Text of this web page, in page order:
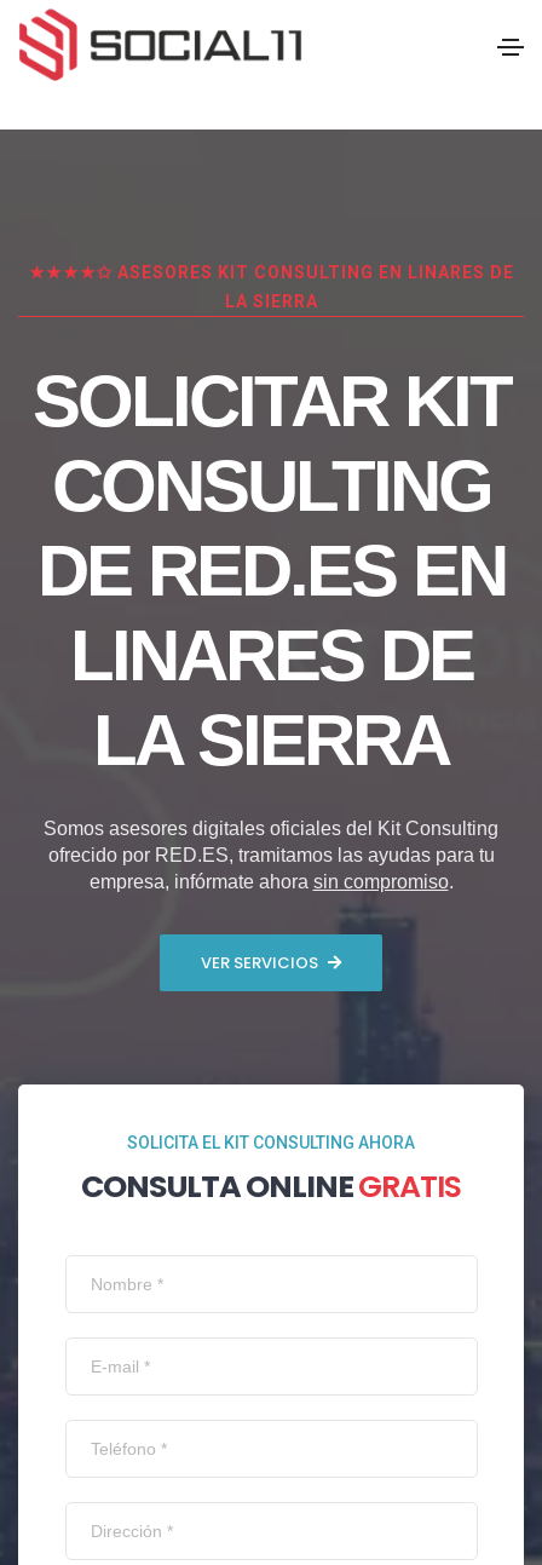
★★★★✩ ASESORES KIT CONSULTING EN LINARES DE
LA SIERRA
SOLICITAR KIT
CONSULTING
DE RED.ES EN
LINARES DE
LA SIERRA
Somos asesores digitales oficiales del Kit Consulting
ofrecido por RED.ES, tramitamos las ayudas para tu
empresa, infórmate ahora sin compromiso.
VER SERVICIOS
SOLICITA EL KIT CONSULTING AHORA
CONSULTA ONLINEGRATIS